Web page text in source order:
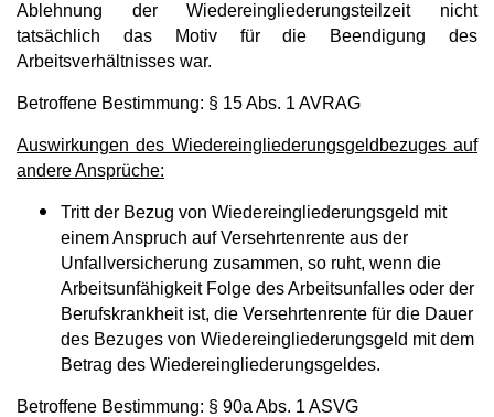
Ablehnung der Wiedereingliederungsteilzeit nicht
tatsächlich das Motiv für die Beendigung des
Arbeitsverhältnisses war.
Betroffene Bestimmung: § 15 Abs. 1 AVRAG
Auswirkungen des Wiedereingliederungsgeldbezuges auf
andere Ansprüche:
Tritt der Bezug von Wiedereingliederungsgeld mit
einem Anspruch auf Versehrtenrente aus der
Unfallversicherung zusammen, so ruht, wenn die
Arbeitsunfähigkeit Folge des Arbeitsunfalles oder der
Berufskrankheit ist, die Versehrtenrente für die Dauer
des Bezuges von Wiedereingliederungsgeld mit dem
Betrag des Wiedereingliederungsgeldes.
Betroffene Bestimmung: § 90a Abs. 1 ASVG